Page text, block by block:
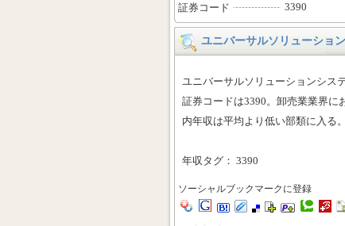
証券コード
3390
ユニバーサルソリューショ
ユニバーサルソリューションシス
証券コードは3390。卸売業業界に
内年収は平均より低い部類に入る。
年収タグ： 3390
ソーシャルブックマークに登録